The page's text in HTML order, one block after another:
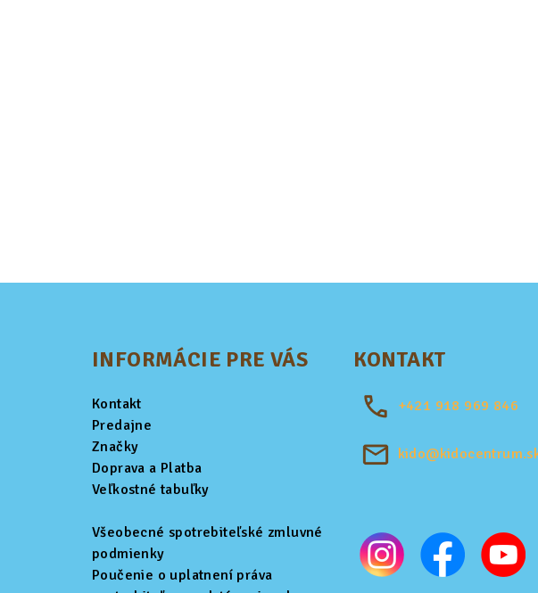
INFORMÁCIE PRE VÁS
Kontakt
Predajne
Značky
Doprava a Platba
Veľkostné tabuľky
Všeobecné spotrebiteľské zmluvné
podmienky
Poučenie o uplatnení práva
KONTAKT
+421 918 969 846